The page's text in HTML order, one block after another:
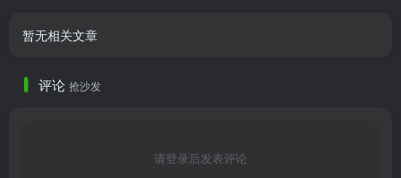
暂无相关文章
评论 抢沙发
请登录后发表评论